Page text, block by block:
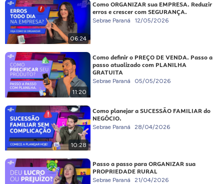
06:24
Como ORGANIZAR sua EMPRESA. Reduzir
erros e crescer com SEGURANÇA.
Sebrae Paraná 12/05/2026
11:20
Como definir o PREÇO DE VENDA. Passo a
passo atualizado com PLANILHA
GRATUITA
Sebrae Paraná 05/05/2026
10:28
Como planejar a SUCESSÃO FAMILIAR do
NEGÓCIO.
Sebrae Paraná 28/04/2026
Passo a passo para ORGANIZAR sua
PROPRIEDADE RURAL
Sebrae Paraná 21/04/2026